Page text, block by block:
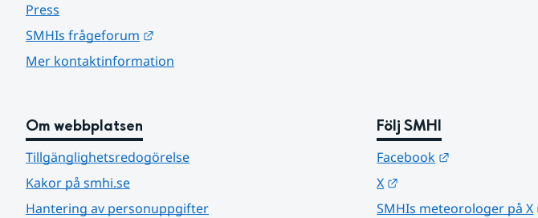
Press
SMHIs frågeforum
Mer kontaktinformation
Om webbplatsen
Tillgänglighetsredogörelse
Kakor på smhi.se
Hantering av personuppgifter
Följ SMHI
Facebook
X
SMHIs meteorologer på X